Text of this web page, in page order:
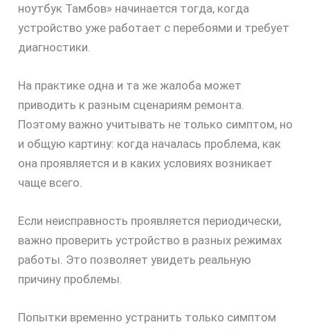
ноутбук Тамбов» начинается тогда, когда
устройство уже работает с перебоями и требует
диагностики.
На практике одна и та же жалоба может
приводить к разным сценариям ремонта.
Поэтому важно учитывать не только симптом, но
и общую картину: когда началась проблема, как
она проявляется и в каких условиях возникает
чаще всего.
Если неисправность проявляется периодически,
важно проверить устройство в разных режимах
работы. Это позволяет увидеть реальную
причину проблемы.
Попытки временно устранить только симптом
30%